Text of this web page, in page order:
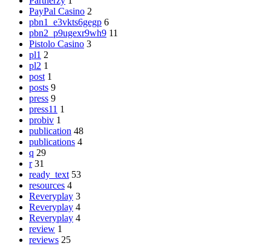
PayPal Casino 2
pbn1_e3vkts6gegp 6
pbn2_p9ugexr9wh9 11
Pistolo Casino 3
pl1 2
pl2 1
post 1
posts 9
press 9
press11 1
probiv 1
publication 48
publications 4
q 29
r 31
ready_text 53
resources 4
Reveryplay 3
Reveryplay 4
Reveryplay 4
review 1
reviews 25